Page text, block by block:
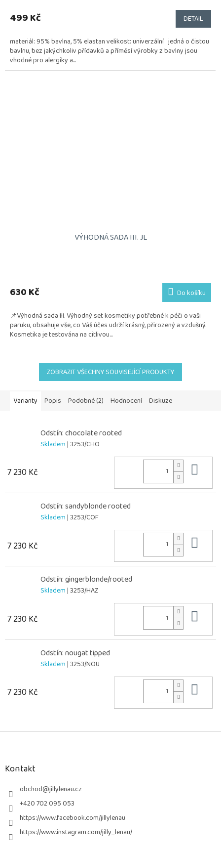
499 Kč DETAIL
materiál: 95% bavlna, 5% elastan velikost: univerzální jedná o čistou
bavlnu, bez jakýchkoliv přídavků a příměsí výrobky z bavlny jsou
vhodné pro alergiky a...
VÝHODNÁ SADA III. JL
produktu
je
z
5
hvězdiček.
630 Kč Do košíku
📌Výhodná sada III. Výhodný set kosmetiky potřebné k péči o vaši
paruku, obsahuje vše, co Váš účes udrží krásný, přirozený a vzdušný.
Kosmetika je testována na citlivou...
ZOBRAZIT VŠECHNY SOUVISEJÍCÍ PRODUKTY
Varianty Popis Podobné (2) Hodnocení Diskuze
Odstín: chocolate rooted
Skladem| 3253/CHO
7 230 Kč
Odstín: sandyblonde rooted
Skladem| 3253/COF
7 230 Kč
Odstín: gingerblonde/rooted
Skladem| 3253/HAZ
7 230 Kč
Odstín: nougat tipped
Skladem| 3253/NOU
7 230 Kč
Z
Kontakt
obchod@jillylenau.cz
+420 702 095 053
https://www.facebook.com/jillylenau
https://www.instagram.com/jilly_lenau/